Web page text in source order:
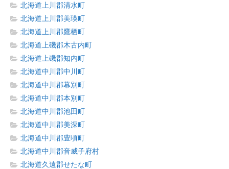
北海道上川郡清水町
北海道上川郡美瑛町
北海道上川郡鷹栖町
北海道上磯郡木古内町
北海道上磯郡知内町
北海道中川郡中川町
北海道中川郡幕別町
北海道中川郡本別町
北海道中川郡池田町
北海道中川郡美深町
北海道中川郡豊頃町
北海道中川郡音威子府村
北海道久遠郡せたな町